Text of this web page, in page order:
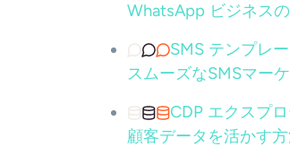
WhatsApp ビジネス
SMS テンプレ
スムーズなSMSマー
CDP エクスプ
顧客データを活かす